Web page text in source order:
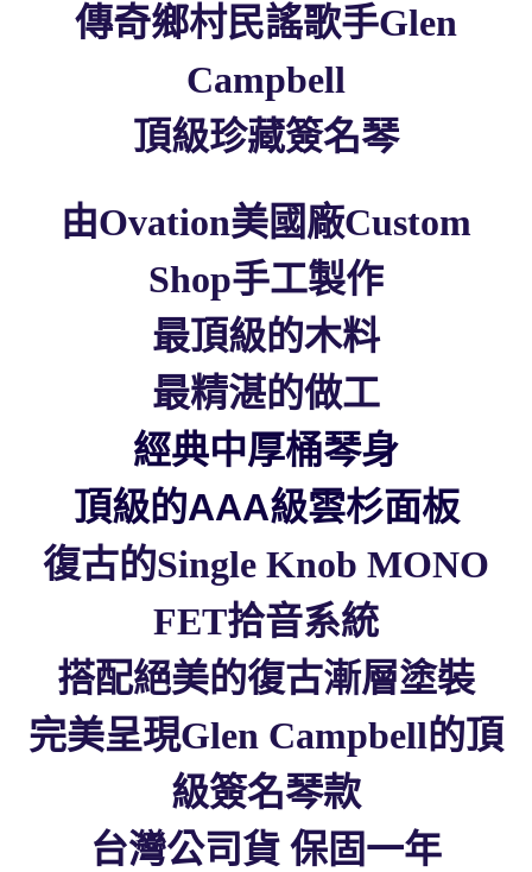
傳奇鄉村民謠歌手Glen
Campbell
頂級珍藏簽名琴
由Ovation美國廠Custom
Shop手工製作
最頂級的木料
最精湛的做工
經典中厚桶琴身
頂級的AAA級雲杉面板
復古的Single Knob MONO
FET拾音系統
搭配絕美的復古漸層塗裝
完美呈現Glen Campbell的頂
級簽名琴款
台灣公司貨 保固一年